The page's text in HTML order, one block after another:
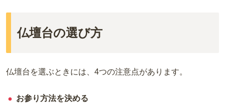
仏壇台の選び方
仏壇台を選ぶときには、 4つの注意点があります。
お参り方法を決める